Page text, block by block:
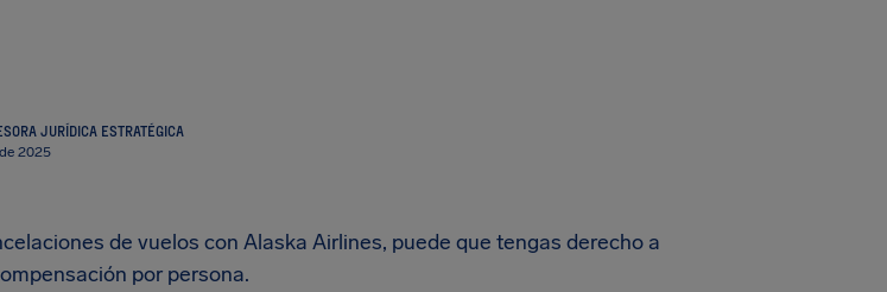
JURÍDICA ESTRATÉGICA
2025
de vuelos con Alaska Airlines, puede que tengas derecho a
por persona.